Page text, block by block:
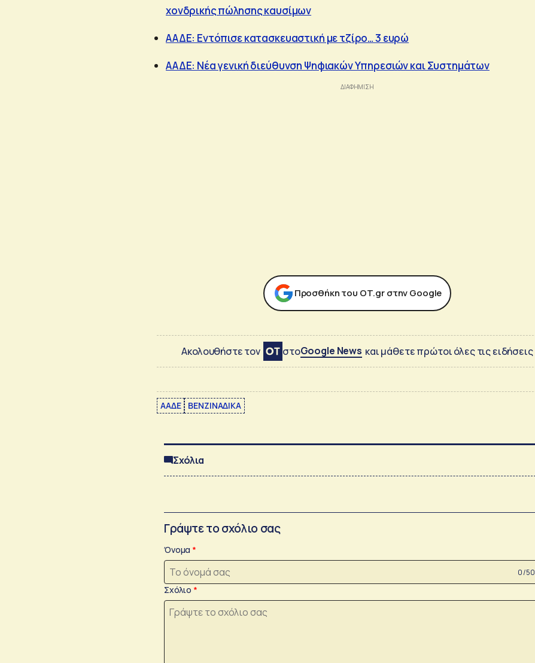
χονδρικής πώλησης καυσίμων
ΑΑΔΕ: Εντόπισε κατασκευαστική με τζίρο… 3 ευρώ
ΑΑΔΕ: Νέα γενική διεύθυνση Ψηφιακών Υπηρεσιών και Συστημάτων
Προσθήκη του ΟΤ.gr στην Google
Ακολουθήστε τον στοGoogle News και μάθετε πρώτοι όλες τις ειδήσεις
ΑΑΔΕ ΒΕΝΖΙΝΑΔΙΚΑ
Σχόλια
Γράψτε το σχόλιο σας
Όνομα
0 /50
Σχόλιο